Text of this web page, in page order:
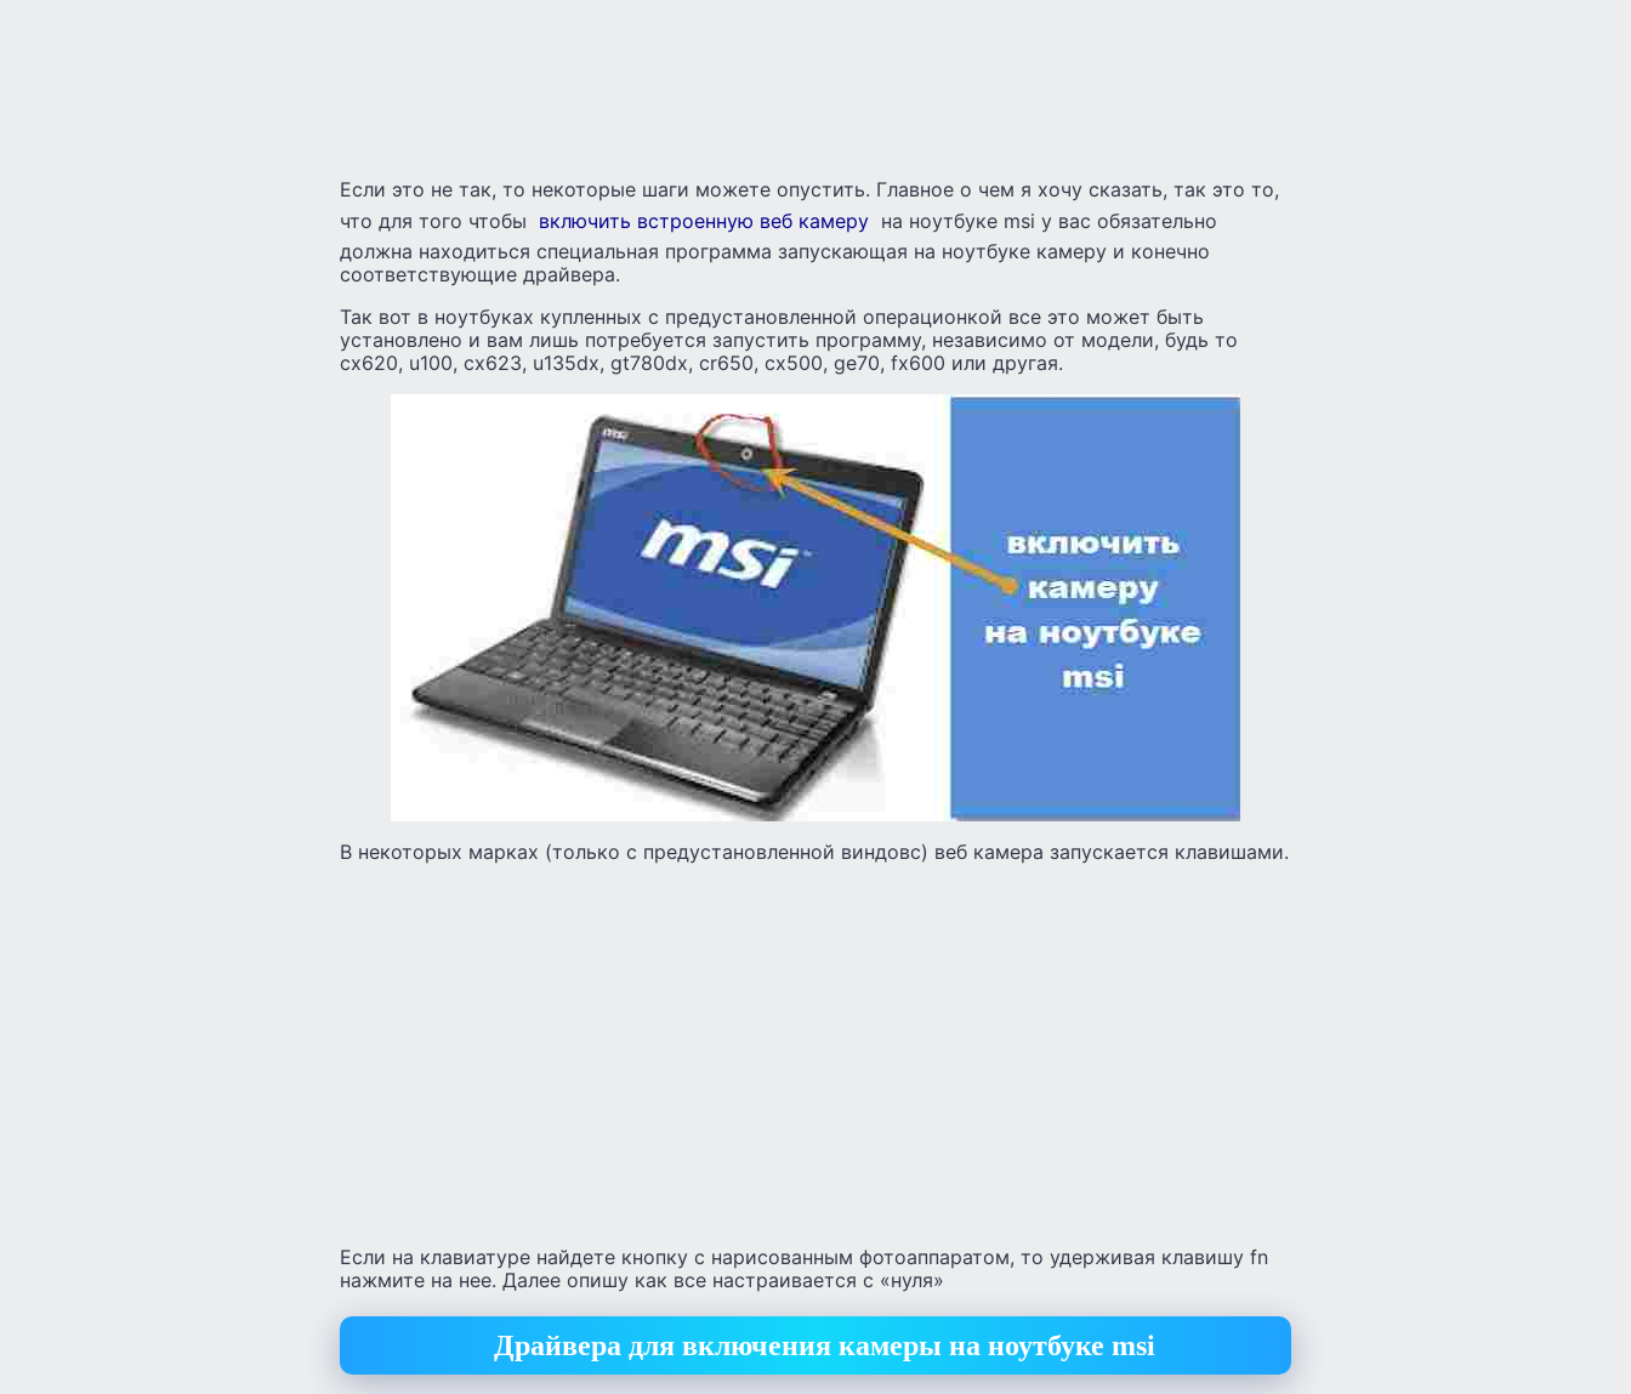
Если это не так, то некоторые шаги можете опустить. Главное о чем я хочу сказать, так это то,
что для того чтобы включить встроенную веб камеру на ноутбуке msi у вас обязательно
должна находиться специальная программа запускающая на ноутбуке камеру и конечно
соответствующие драйвера.
Так вот в ноутбуках купленных с предустановленной операционкой все это может быть
установлено и вам лишь потребуется запустить программу, независимо от модели, будь то
cx620, u100, cx623, u135dx, gt780dx, cr650, cx500, ge70, fx600 или другая.
В некоторых марках (только с предустановленной виндовс) веб камера запускается клавишами.
Если на клавиатуре найдете кнопку с нарисованным фотоаппаратом, то удерживая клавишу fn
нажмите на нее. Далее опишу как все настраивается с «нуля»
Драйвера для включения камеры на ноутбуке msi